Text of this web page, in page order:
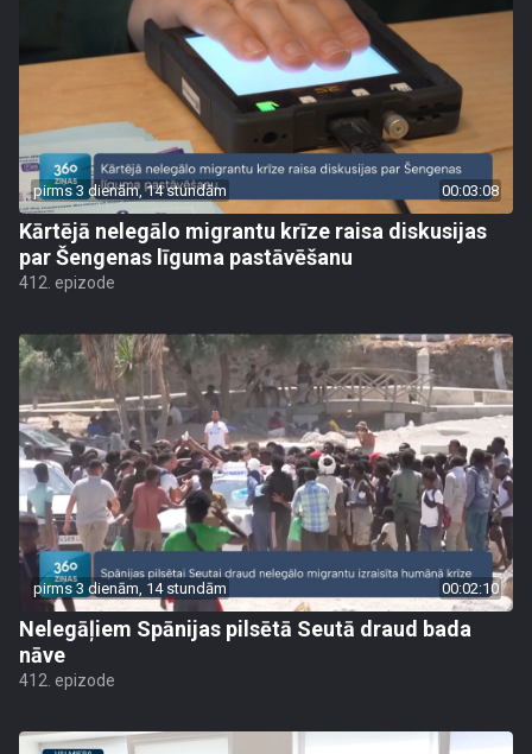
pirms 3 dienām, 14 stundām 00:03:08
Kārtējā nelegālo migrantu krīze raisa diskusijas
par Šengenas līguma pastāvēšanu
412. epizode
pirms 3 dienām, 14 stundām 00:02:10
Nelegāļiem Spānijas pilsētā Seutā draud bada
nāve
412. epizode